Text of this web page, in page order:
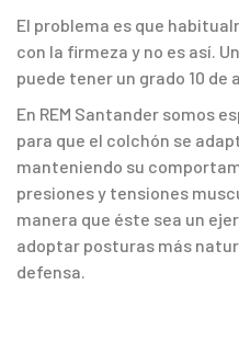
El problema es que
con la firmeza y no es así.
puede tener un grado 10
En REM Santander somos
para que el colchón se
manteniendo su
presiones y tensiones
manera que éste sea un
adoptar posturas más
defensa.